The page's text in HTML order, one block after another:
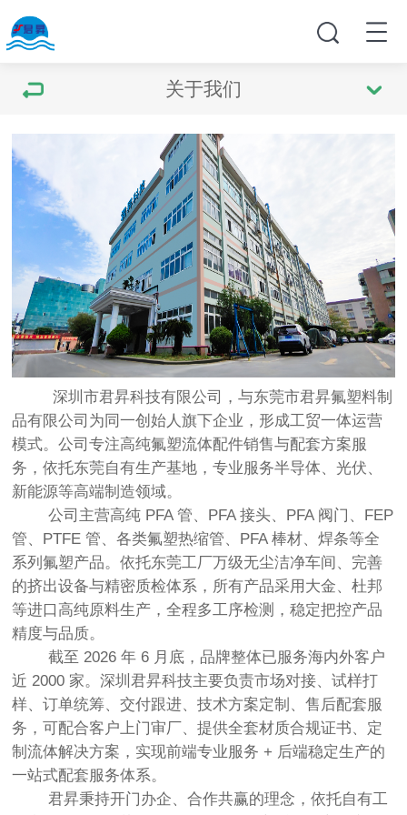
关于我们
深圳市君昇科技有限公司，与东莞市君昇氟塑料制
品有限公司为同一创始人旗下企业，形成工贸一体运营
模式。公司专注高纯氟塑流体配件销售与配套方案服
务，依托东莞自有生产基地，专业服务半导体、光伏、
新能源等高端制造领域。
公司主营高纯 PFA 管、PFA 接头、PFA 阀门、FEP
管、PTFE 管、各类氟塑热缩管、PFA 棒材、焊条等全
系列氟塑产品。依托东莞工厂万级无尘洁净车间、完善
的挤出设备与精密质检体系，所有产品采用大金、杜邦
等进口高纯原料生产，全程多工序检测，稳定把控产品
精度与品质。
截至 2026 年 6 月底，品牌整体已服务海内外客户
近 2000 家。深圳君昇科技主要负责市场对接、试样打
样、订单统筹、交付跟进、技术方案定制、售后配套服
务 ，可配合客户上门审厂、提供全套材质合规证书、定
制流体解决方案，实现前端专业服务 + 后端稳定生产的
一站式配套服务体系。
君昇秉持开门办企、合作共赢的理念，依托自有工